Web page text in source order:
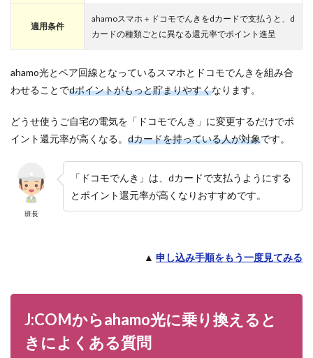
適用条件
ahamoスマホ＋ドコモでんきをdカードで支払うと、d
カードの種類ごとに異なる還元率でポイント進呈
ahamo光とペア回線となっているスマホとドコモでんきを組み合
わせることでdポイントがもっと貯まりやすくなります。
どうせ使うご自宅の電気を「ドコモでんき」に変更するだけでポ
イント還元率が高くなる。 dカードを持っている人が対象です。
班長
「ドコモでんき」は、dカードで支払うようにする
とポイント還元率が高くなりおすすめです。
▲ 申し込み手順をもう一度見てみる
J:COMからahamo光に乗り換えると
きによくある質問